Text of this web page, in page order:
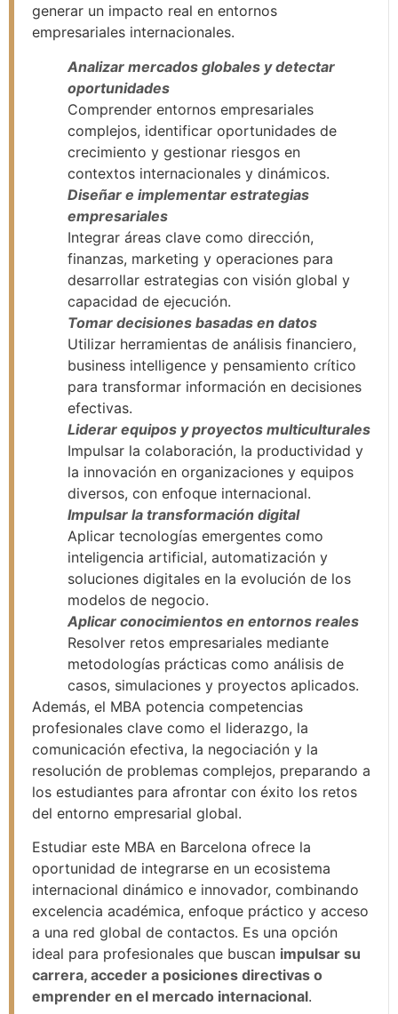
generar un impacto real en entornos
empresariales internacionales.
Analizar mercados globales y detectar
oportunidades
Comprender entornos empresariales
complejos, identificar oportunidades de
crecimiento y gestionar riesgos en
contextos internacionales y dinámicos.
Diseñar e implementar estrategias
empresariales
Integrar áreas clave como dirección,
finanzas, marketing y operaciones para
desarrollar estrategias con visión global y
capacidad de ejecución.
Tomar decisiones basadas en datos
Utilizar herramientas de análisis financiero,
business intelligence y pensamiento crítico
para transformar información en decisiones
efectivas.
Liderar equipos y proyectos multiculturales
Impulsar la colaboración, la productividad y
la innovación en organizaciones y equipos
diversos, con enfoque internacional.
Impulsar la transformación digital
Aplicar tecnologías emergentes como
inteligencia artificial, automatización y
soluciones digitales en la evolución de los
modelos de negocio.
Aplicar conocimientos en entornos reales
Resolver retos empresariales mediante
metodologías prácticas como análisis de
casos, simulaciones y proyectos aplicados.
Además, el MBA potencia competencias
profesionales clave como el liderazgo, la
comunicación efectiva, la negociación y la
resolución de problemas complejos, preparando a
los estudiantes para afrontar con éxito los retos
del entorno empresarial global.
Estudiar este MBA en Barcelona ofrece la
oportunidad de integrarse en un ecosistema
internacional dinámico e innovador, combinando
excelencia académica, enfoque práctico y acceso
a una red global de contactos. Es una opción
ideal para profesionales que buscan impulsar su
carrera, acceder a posiciones directivas o
emprender en el mercado internacional.